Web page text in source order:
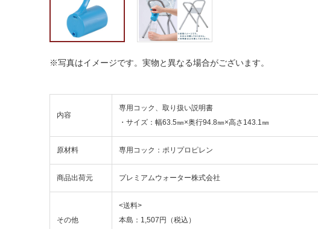
※写真はイメージです。実物と異なる場合がございます。
内容
専用コック、取り扱い説明書
・サイズ：幅63.5㎜×奥行94.8㎜×高さ143.1㎜
原材料 専用コック：ポリプロピレン
商品出荷元 プレミアムウォーター株式会社
その他
<送料>
本島：1,507円（税込）